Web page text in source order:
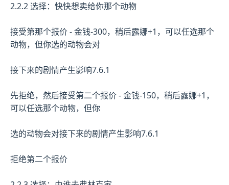
2.2.2 选择：快快想卖给你那个动物
接受第那个报价 - 金钱-300，稍后露娜+1，可以任选那个
动物，但你选的动物会对
接下来的剧情产生影响7.6.1
先拒绝，然后接受第二个报价 - 金钱-150，稍后露娜+1，
可以任选那个动物，但你
选的动物会对接下来的剧情产生影响7.6.1
拒绝第二个报价